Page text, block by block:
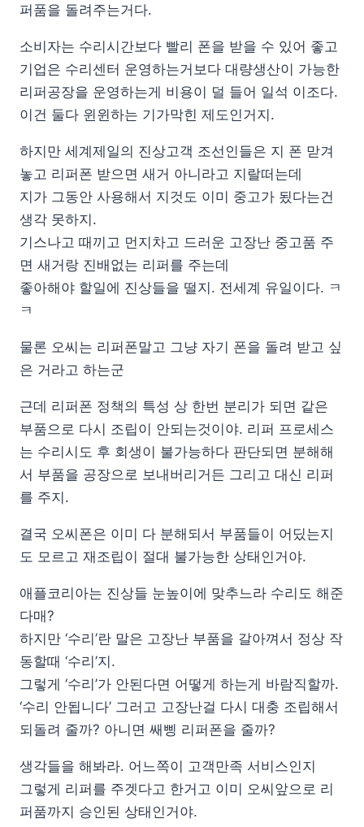
퍼품을 돌려주는거다.
소비자는 수리시간보다 빨리 폰을 받을 수 있어 좋고
기업은 수리센터 운영하는거보다 대량생산이 가능한
리퍼공장을 운영하는게 비용이 덜 들어 일석 이조다.
이건 둘다 윈윈하는 기가막힌 제도인거지.
하지만 세계제일의 진상고객 조선인들은 지 폰 맏겨
놓고 리퍼폰 받으면 새거 아니라고 지랄떠는데
지가 그동안 사용해서 지것도 이미 중고가 됬다는건
생각 못하지.
기스나고 때끼고 먼지차고 드러운 고장난 중고품 주
면 새거랑 진배없는 리퍼를 주는데
좋아해야 할일에 진상들을 떨지. 전세계 유일이다. ㅋ
ㅋ
물론 오씨는 리퍼폰말고 그냥 자기 폰을 돌려 받고 싶
은 거라고 하는군
근데 리퍼폰 정책의 특성 상 한번 분리가 되면 같은
부품으로 다시 조립이 안되는것이야. 리퍼 프로세스
는 수리시도 후 회생이 불가능하다 판단되면 분해해
서 부품을 공장으로 보내버리거든 그리고 대신 리퍼
를 주지.
결국 오씨폰은 이미 다 분해되서 부품들이 어딨는지
도 모르고 재조립이 절대 불가능한 상태인거야.
애플코리아는 진상들 눈높이에 맞추느라 수리도 해준
다매?
하지만 ‘수리’란 말은 고장난 부품을 갈아껴서 정상 작
동할때 ‘수리’지.
그렇게 ‘수리’가 안된다면 어떻게 하는게 바람직할까.
‘수리 안됩니다’ 그러고 고장난걸 다시 대충 조립해서
되돌려 줄까? 아니면 쌔삥 리퍼폰을 줄까?
생각들을 해봐라. 어느쪽이 고객만족 서비스인지
그렇게 리퍼를 주겟다고 한거고 이미 오씨앞으로 리
퍼품까지 승인된 상태인거야.